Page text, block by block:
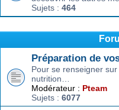
Sujets : 464
Préparation de
Pour se renseigner
nutrition…
Modérateur : Pteam
Sujets : 6077